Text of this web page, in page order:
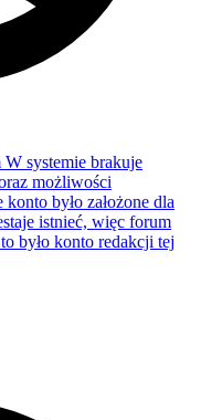
W systemie brakuje
możliwości
było założone dla
istnieć, więc forum
było konto redakcji tej